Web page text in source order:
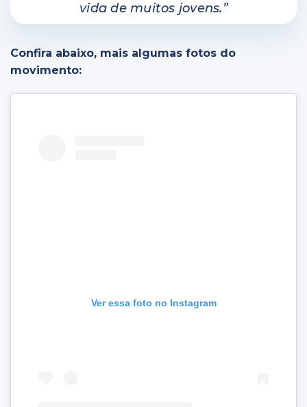
vida de muitos jovens.”
Confira abaixo, mais algumas fotos do
movimento:
Ver essa foto no Instagram